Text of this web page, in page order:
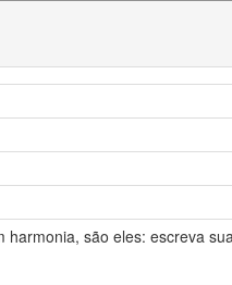
são eles: escreva